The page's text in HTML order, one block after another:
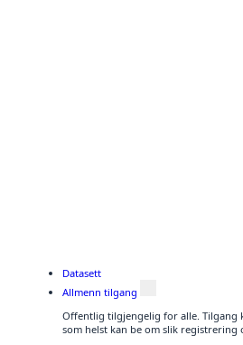
Datasett
Allmenn tilgang
Offentlig tilgjengelig for alle. Tilgang
som helst kan be om slik registrering